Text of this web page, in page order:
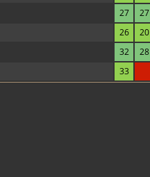
27 27
26 20
32 28
33